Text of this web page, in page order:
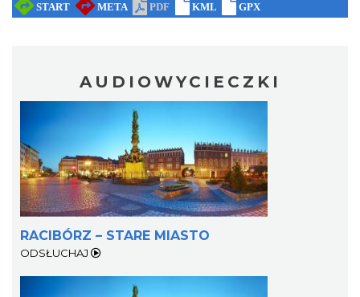
AUDIOWYCIECZKI
RACIBÓRZ – STARE MIASTO
ODSŁUCHAJ